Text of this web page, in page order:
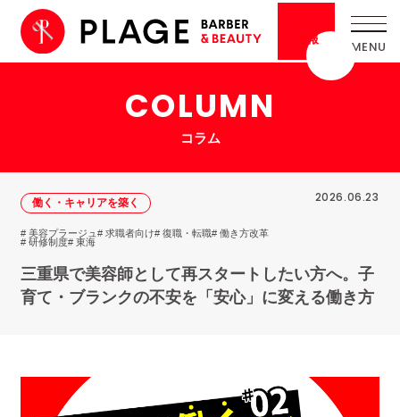
情報
COLUMN
コラム
働く・キャリアを築く
# 美容プラージュ# 求職者向け# 復職・転職# 働き方改革
# 研修制度# 東海
三重県で美容師として再スタートしたい方へ。子
育て・ブランクの不安を「安心」に変える働き方
2026.06.23